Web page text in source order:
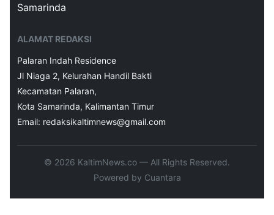
Samarinda
ALAMAT REDAKSI
Palaran Indah Residence
Jl Niaga 2, Kelurahan Handil Bakti
Kecamatan Palaran,
Kota Samarinda, Kalimantan Timur
Email: redaksikaltimnews@gmail.com
© 2026 KaltimNews.co — All Rights Reserved.
Powered by Cuantara